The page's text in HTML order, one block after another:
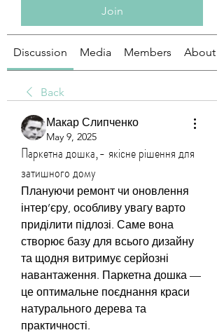
Join
Discussion Media Members About
Back
Макар Слипченко
May 9, 2025
Паркетна дошка,- якісне рішення для
затишного дому
Плануючи ремонт чи оновлення
інтер’єру, особливу увагу варто
приділити підлозі. Саме вона
створює базу для всього дизайну
та щодня витримує серйозні
навантаження. Паркетна дошка —
це оптимальне поєднання краси
натурального дерева та
практичності.